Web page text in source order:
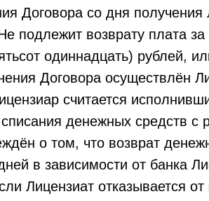
Договора со дня
возврату плата за
одиннадцать) рублей,
Договора осуществлён
считается
денежных средств с
о том, что возврат
в зависимости от банка
Лицензиат отказывается от